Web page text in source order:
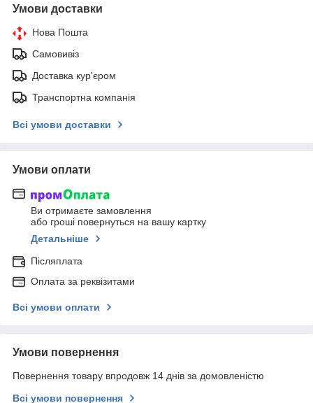
Умови доставки
Нова Пошта
Самовивіз
Доставка кур'єром
Транспортна компанія
Всі умови доставки
Умови оплати
Ви отримаєте замовлення
або гроші повернуться на вашу картку
Детальніше
Післяплата
Оплата за реквізитами
Всі умови оплати
Умови повернення
Повернення товару впродовж 14 днів за домовленістю
Всі умови повернення